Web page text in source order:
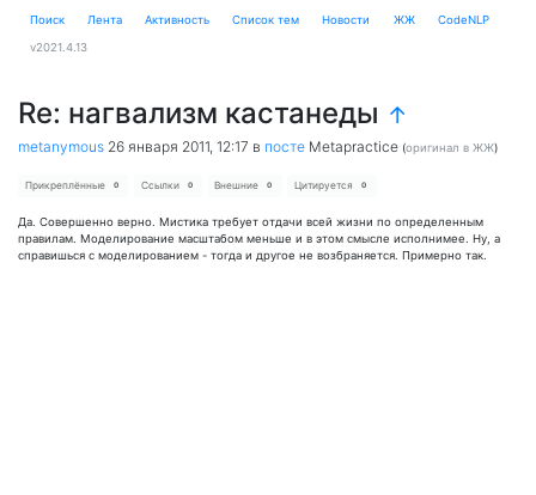
Поиск Лента Активность Cписок тем Новости ЖЖ CodeNLP
v2021.4.13
Re: нагвализм кастанеды ↑
metanymous 26 января 2011, 12:17 в посте Metapractice (оригинал в ЖЖ)
Прикреплённые 0 Ссылки 0 Внешние 0 Цитируется 0
Да. Совершенно верно. Мистика требует отдачи всей жизни по определенным
правилам. Моделирование масштабом меньше и в этом смысле исполнимее. Ну, а
справишься с моделированием - тогда и другое не возбраняется. Примерно так.